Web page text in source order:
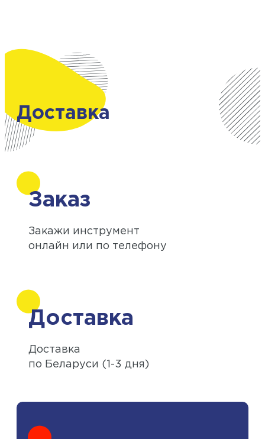
Доставка
Заказ
Закажи инструмент
онлайн или по телефону
Доставка
Доставка
по Беларуси (1-3 дня)